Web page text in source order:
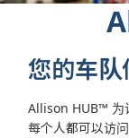
您的车队
Allison HUB™ 为
每个人都可以访